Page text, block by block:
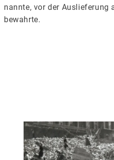
nannte, vor der Auslieferung
bewahrte.